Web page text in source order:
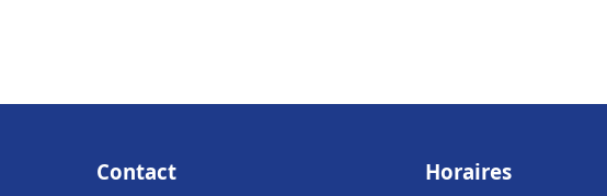
Contact Horaires